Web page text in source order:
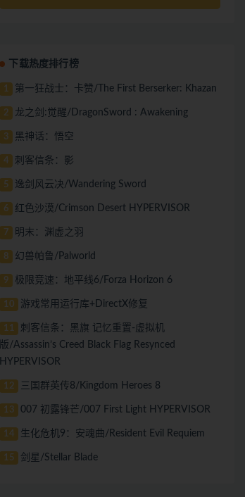
下载热度排行榜
1 第一狂战士：卡赞/The First Berserker: Khazan
2 龙之剑:觉醒/DragonSword : Awakening
3 黑神话：悟空
4 刺客信条：影
5 逸剑风云决/Wandering Sword
6 红色沙漠/Crimson Desert HYPERVISOR
7 明末：渊虚之羽
8 幻兽帕鲁/Palworld
9 极限竞速：地平线6/Forza Horizon 6
10 游戏常用运行库+DirectX修复
11
刺客信条：黑旗 记忆重置-虚拟机
版/Assassin’s Creed Black Flag Resynced
HYPERVISOR
12 三国群英传8/Kingdom Heroes 8
13 007 初露锋芒/007 First Light HYPERVISOR
14 生化危机9：安魂曲/Resident Evil Requiem
15 剑星/Stellar Blade